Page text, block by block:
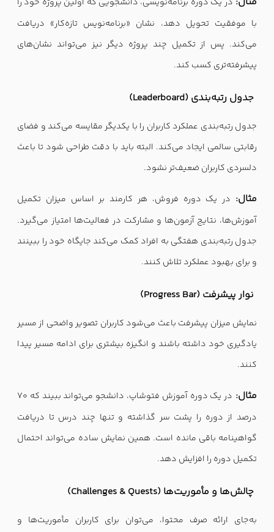
با موفقیت تحویل دهد، نشان «برنامه‌نویس تازه‌کار» دریافت
می‌کند. پس از تکمیل چند پروژه دیگر نیز می‌تواند نشان‌های
پیشرفته‌تری کسب کند.
جدول رتبه‌بندی (Leaderboard)
جدول رتبه‌بندی عملکرد کاربران را با یکدیگر مقایسه می‌کند و فضای
رقابتی سالمی ایجاد می‌کند. البته باید با دقت طراحی شود تا باعث
دلسردی کاربران ضعیف‌تر نشود.
مثال: در یک دوره فروش، هر کارمند بر اساس میزان تکمیل
آموزش‌ها، نتایج آزمون‌ها و مشارکت در فعالیت‌ها امتیاز می‌گیرد.
جدول رتبه‌بندی هفتگی به افراد کمک می‌کند جایگاه خود را ببینند
و برای بهبود عملکرد تلاش کنند.
نوار پیشرفت (Progress Bar)
نمایش میزان پیشرفت باعث می‌شود کاربران تصویر واضحی از مسیر
یادگیری خود داشته باشند و انگیزه بیشتری برای ادامه مسیر پیدا
کنند.
مثال:
در یک دوره آموزش فتوشاپ، دانشجو می‌تواند ببیند که ۷۰
درصد از دوره را پشت سر گذاشته و تنها چند درس تا دریافت
گواهینامه باقی مانده است. همین نمایش ساده می‌تواند احتمال
تکمیل دوره را افزایش دهد.
چالش‌ها و مأموریت‌ها (Challenges & Quests)
به‌جای ارائه صرف محتوا، می‌توان برای کاربران مأموریت‌ها و